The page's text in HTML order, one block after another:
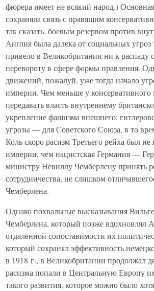
фюрера имеет не всякий народ.)
сохраняла связь с правящим
так сказать, боевым резервом против
Англия была далека от социальных
привело в Великобритании ни к
перевороту в сфере формы правления.
движений, пожалуй, уже тогда начало
империи. Чем меньше у
передавать власть внутреннему
укрепление фашизма внешнего:
угрозы — для Советского Союза, в то
Коль скоро расизм Третьего рейха был
империи, чем нацистская Германия —
министру Невиллу Чемберлену принять
сотрудничества, не слишком
Чемберлена.
Однако похвальные высказывания
Чемберлена, который позже вдохновлял
отдаленной сопоставимости их
который сохранял эффективность
в 1918 г., в Великобритании продолжал
расизма попали в Центральную Европу
такого развития, которое можно было